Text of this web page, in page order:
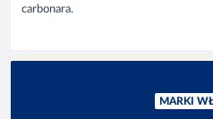
carbonara.
MARKI